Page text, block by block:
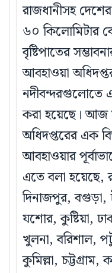
রাজধানীসহ
৬০ কিলোমিটার
বৃষ্টিপাতের
আবহাওয়া
নদীবন্দরগুলোতে
করা হয়েছে। আজ
অধিদপ্তরের এক
আবহাওয়ার
এতে বলা হয়েছে,
দিনাজপুর, বগুড়া,
যশোর, কুষ্টিয়া,
খুলনা, বরিশাল,
কুমিল্লা,